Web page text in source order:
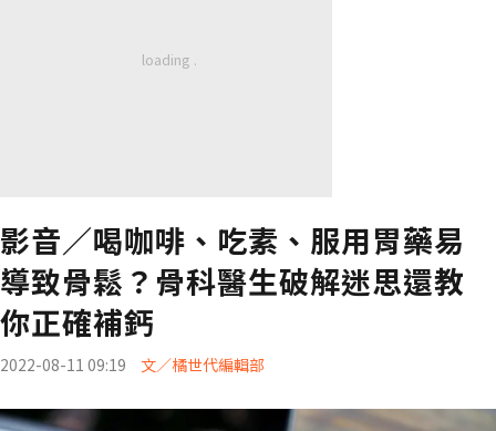
影音／喝咖啡、吃素、服用胃藥易
導致骨鬆？骨科醫生破解迷思還教
你正確補鈣
2022-08-11 09:19 文／橘世代編輯部